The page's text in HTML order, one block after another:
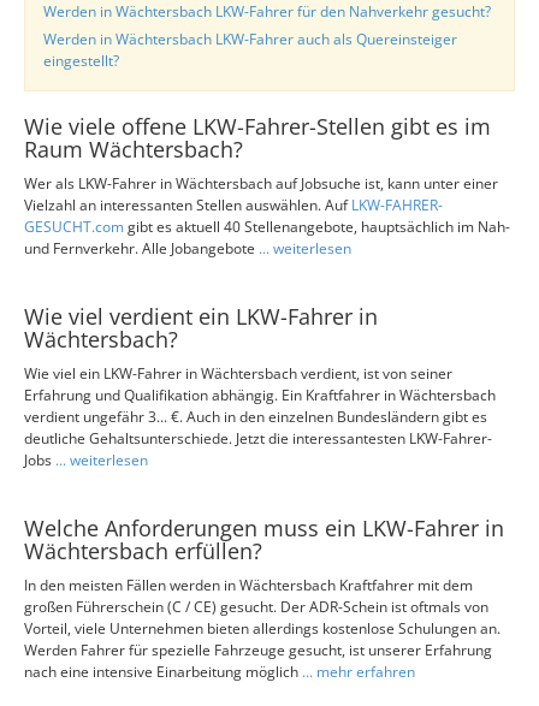
Werden in Wächtersbach LKW-Fahrer für den Nahverkehr gesucht?
Werden in Wächtersbach LKW-Fahrer auch als Quereinsteiger
eingestellt?
Wie viele offene LKW-Fahrer-Stellen gibt es im
Raum Wächtersbach?
Wer als LKW-Fahrer in Wächtersbach auf Jobsuche ist, kann unter einer
Vielzahl an interessanten Stellen auswählen. AufLKW-FAHRER-
GESUCHT.comgibt es aktuell 40 Stellenangebote, hauptsächlich im Nah-
und Fernverkehr. Alle Jobangebote ... weiterlesen
Wie viel verdient ein LKW-Fahrer in
Wächtersbach?
Wie viel ein LKW-Fahrer in Wächtersbach verdient, ist von seiner
Erfahrung und Qualifikation abhängig. Ein Kraftfahrer in Wächtersbach
verdient ungefähr 3... €. Auch in den einzelnen Bundesländern gibt es
deutliche Gehaltsunterschiede. Jetzt die interessantesten LKW-Fahrer-
Jobs ... weiterlesen
Welche Anforderungen muss ein LKW-Fahrer in
Wächtersbach erfüllen?
In den meisten Fällen werden in Wächtersbach Kraftfahrer mit dem
großen Führerschein (C / CE) gesucht. Der ADR-Schein ist oftmals von
Vorteil, viele Unternehmen bieten allerdings kostenlose Schulungen an.
Werden Fahrer für spezielle Fahrzeuge gesucht, ist unserer Erfahrung
nach eine intensive Einarbeitung möglich ... mehr erfahren